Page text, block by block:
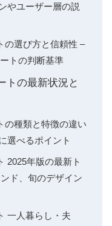
やユーザー層の説
の選び方と信頼性 –
トの判断基準
トの最新状況と
の種類と特徴の違い
選べるポイント
2025年版の最新ト
ド、旬のデザイン
一人暮らし・夫